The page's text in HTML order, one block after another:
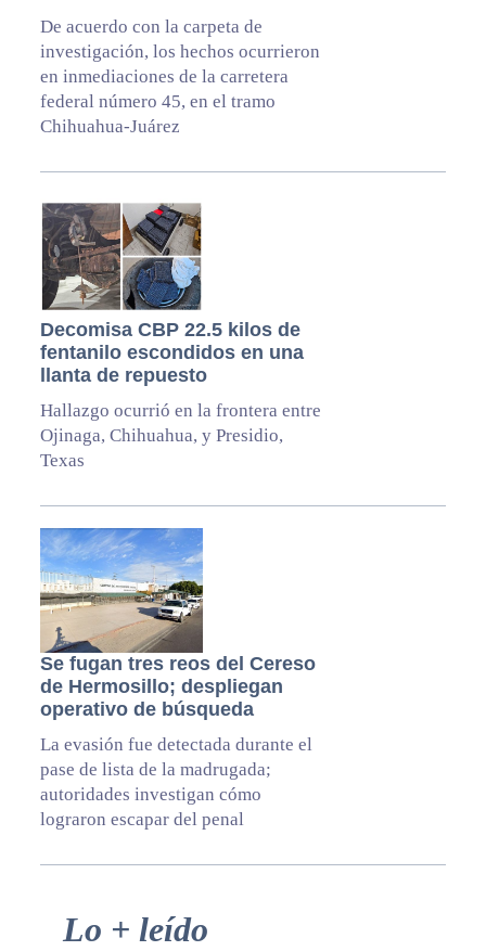
De acuerdo con la carpeta de
investigación, los hechos ocurrieron
en inmediaciones de la carretera
federal número 45, en el tramo
Chihuahua-Juárez
Decomisa CBP 22.5 kilos de
fentanilo escondidos en una
llanta de repuesto
Hallazgo ocurrió en la frontera entre
Ojinaga, Chihuahua, y Presidio,
Texas
Se fugan tres reos del Cereso
de Hermosillo; despliegan
operativo de búsqueda
La evasión fue detectada durante el
pase de lista de la madrugada;
autoridades investigan cómo
lograron escapar del penal
Primary
Lo + leído